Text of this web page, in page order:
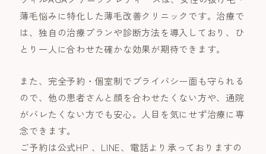
薄毛悩みに特化した薄毛改善クリニックです。治療で
は、独自の治療プランや診断方法を導入しており、ひ
とり一人に合わせた確かな効果が期待できます。
また、完全予約・個室制でプライバシー面も守られる
ので、他の患者さんと顔を合わせたくない方や、通院
がバレたくない方でも安心。人目を気にせず治療に専
念できます。
ご予約は公式HP 、LINE、電話より承っておりますの